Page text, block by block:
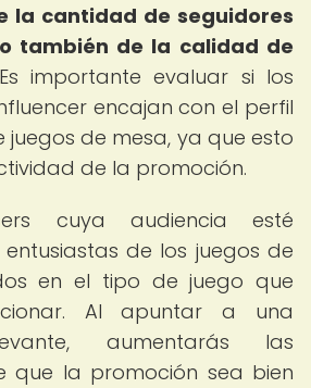
la cantidad de seguidores
también de la calidad de
Es importante evaluar si los
encajan con el perfil
de mesa, ya que esto
de la promoción.
cuya audiencia esté
de los juegos de
en el tipo de juego que
Al apuntar a una
aumentarás las
que la promoción sea bien